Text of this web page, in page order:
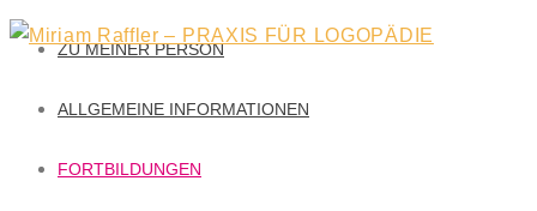
ZU MEINER PERSON
ALLGEMEINE INFORMATIONEN
FORTBILDUNGEN